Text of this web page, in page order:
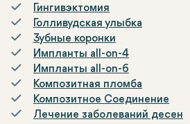
Гингивэктомия
Голливудская улыбка
Зубные коронки
Импланты all-on-4
Импланты all-on-6
Композитная пломба
Композитное Соединение
Лечение заболеваний десен